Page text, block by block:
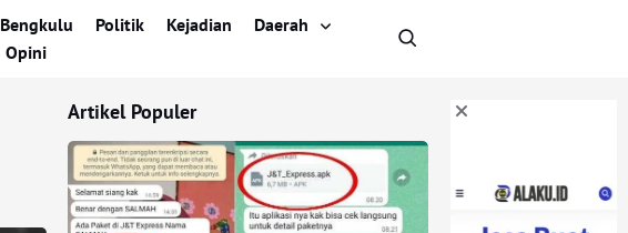
Bengkulu Politik Kejadian
Daerah
Opini
Artikel Populer